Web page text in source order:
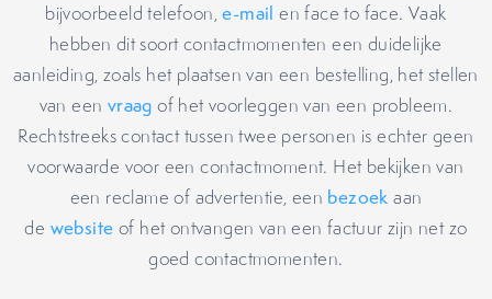
bijvoorbeeld telefoon,e-mail en face to face. Vaak
hebben dit soort contactmomenten een duidelijke
aanleiding, zoals het plaatsen van een bestelling, het stellen
van een vraag of het voorleggen van een probleem.
Rechtstreeks contact tussen twee personen is echter geen
voorwaarde voor een contactmoment. Het bekijken van
een reclame of advertentie, een bezoek aan
de website of het ontvangen van een factuur zijn net zo
goed contactmomenten.